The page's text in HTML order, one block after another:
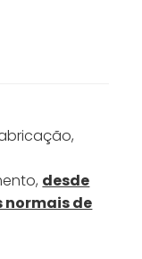
desde
normais de